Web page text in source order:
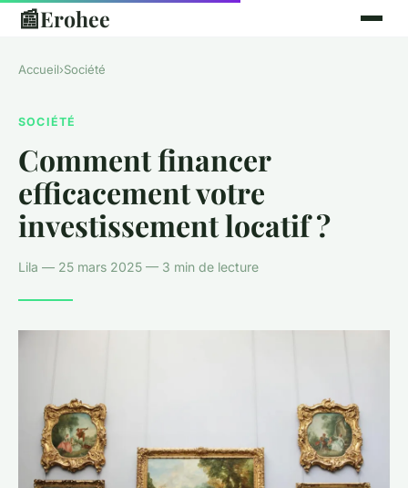
📰Erohee
Accueil›Société
SOCIÉTÉ
Comment financer
efficacement votre
investissement locatif ?
Lila — 25 mars 2025 — 3 min de lecture